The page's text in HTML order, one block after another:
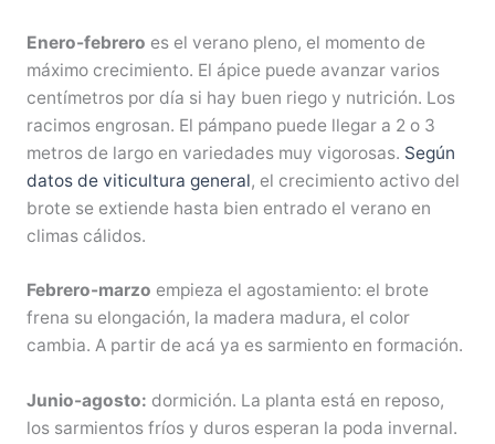
Enero-febrero es el verano pleno, el momento de
máximo crecimiento. El ápice puede avanzar varios
centímetros por día si hay buen riego y nutrición. Los
racimos engrosan. El pámpano puede llegar a 2 o 3
metros de largo en variedades muy vigorosas. Según
datos de viticultura general, el crecimiento activo del
brote se extiende hasta bien entrado el verano en
climas cálidos.
Febrero-marzo empieza el agostamiento: el brote
frena su elongación, la madera madura, el color
cambia. A partir de acá ya es sarmiento en formación.
Junio-agosto: dormición. La planta está en reposo,
los sarmientos fríos y duros esperan la poda invernal.